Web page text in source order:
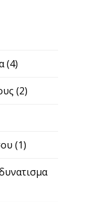
(4)
(2)
(1)